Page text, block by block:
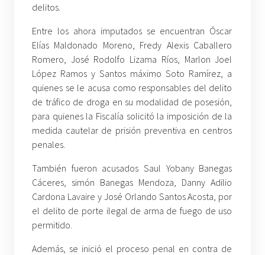
delitos.
Entre los ahora imputados se encuentran Óscar
Elías Maldonado Moreno, Fredy Alexis Caballero
Romero, José Rodolfo Lizama Ríos, Marlon Joel
López Ramos y Santos máximo Soto Ramírez, a
quienes se le acusa como responsables del delito
de tráfico de droga en su modalidad de posesión,
para quienes la Fiscalía solicitó la imposición de la
medida cautelar de prisión preventiva en centros
penales.
También fueron acusados Saul Yobany Banegas
Cáceres, simón Banegas Mendoza, Danny Adilio
Cardona Lavaire y José Orlando Santos Acosta, por
el delito de porte ilegal de arma de fuego de uso
permitido.
Además, se inició el proceso penal en contra de